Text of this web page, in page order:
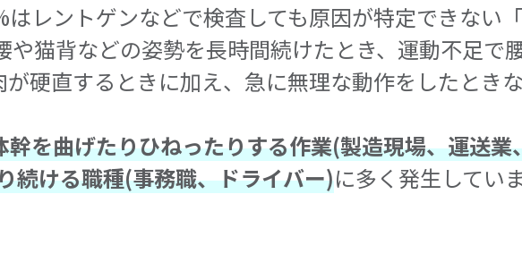
レントゲンなどで検査しても原因が特定できない
や猫背などの姿勢を長時間続けたとき、運動不足で
が硬直するときに加え、急に無理な動作をしたとき
を曲げたりひねったりする作業(製造現場、運送業
続ける職種(事務職、ドライバー)に多く発生していま